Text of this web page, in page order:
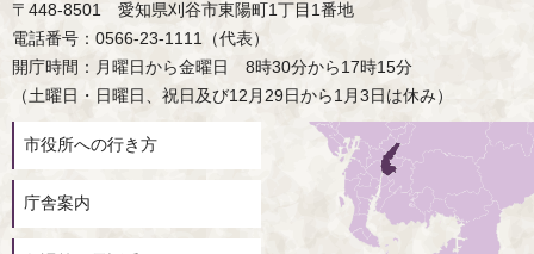
〒448-8501 愛知県刈谷市東陽町1丁目1番地
電話番号：0566-23-1111（代表）
開庁時間：月曜日から金曜日 8時30分から17時15分
（土曜日・日曜日、祝日及び12月29日から1月3日は休み）
市役所への行き方
庁舎案内